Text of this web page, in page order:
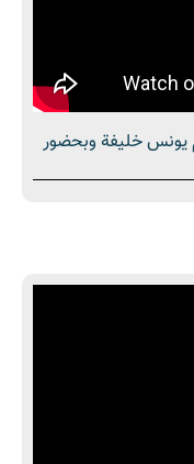
الأولى 1447 بتقديم يونس خليفة وبحضور